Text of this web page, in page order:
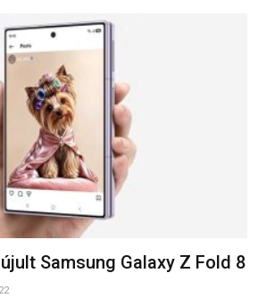
Samsung Galaxy Z Fold 8